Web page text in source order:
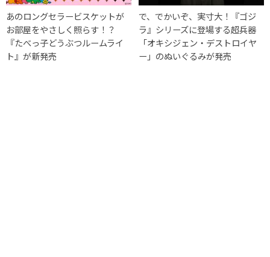
あのロングセラービスケットが
お部屋をやさしく照らす！？
『たべっ子どうぶつルームライ
ト』が新発売
で、でかいぞ、実寸大！『ゴジ
ラ』シリーズに登場する超兵器
「オキシジェン・デストロイヤ
ー」のぬいぐるみが発売